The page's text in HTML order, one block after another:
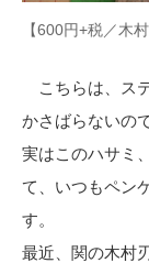
【600円+税／木
こちらは、ス
かさばらないの
実はこのハサミ
て、いつもペン
す。
最近、関の木村